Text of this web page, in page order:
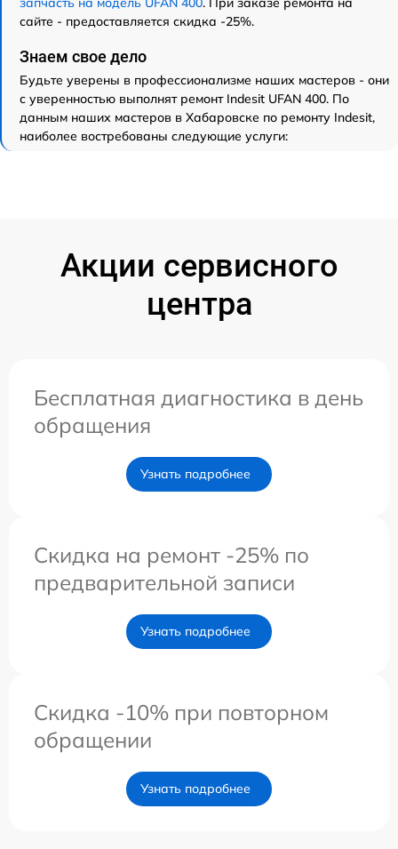
сайте - предоставляется скидка -25%.
Знаем свое дело
Будьте уверены в профессионализме наших мастеров - они
с уверенностью выполнят ремонт Indesit UFAN 400. По
данным наших мастеров в Хабаровске по ремонту Indesit,
наиболее востребованы следующие услуги:
Акции сервисного
центра
Бесплатная диагностика в день
обращения
Узнать подробнее
Скидка на ремонт -25% по
предварительной записи
Узнать подробнее
Скидка -10% при повторном
обращении
Узнать подробнее